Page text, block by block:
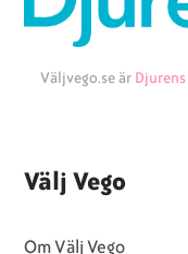
Väljvego.se är Djurens
Välj Vego
Om Välj Vego